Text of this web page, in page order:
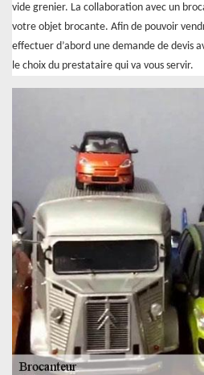
vide grenier. La collaboration avec un
votre objet brocante. Afin de pouvoir
effectuer d’abord une demande de devis
le choix du prestataire qui va vous servir.